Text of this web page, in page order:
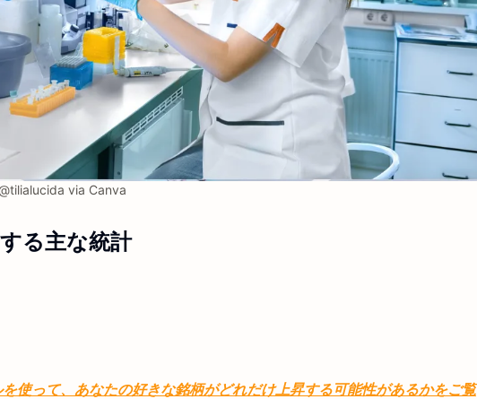
via Canva
る主な統計
使って、あなたの好きな銘柄がどれだけ上昇する可能性があるかをご覧